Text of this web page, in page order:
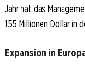
Jahr hat das
155 Millionen Dollar in
Expansion in